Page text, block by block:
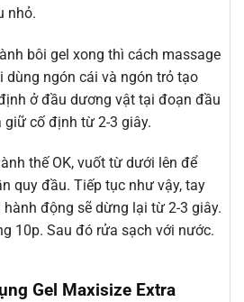
nhỏ.
bôi gel xong thì cách massage
dùng ngón cái và ngón trỏ tạo
ở đầu dương vật tại đoạn đầu
giữ cố định từ 2-3 giây.
thế OK, vuốt từ dưới lên để
quy đầu. Tiếp tục như vậy, tay
động sẽ dừng lại từ 2-3 giây.
10p. Sau đó rửa sạch với nước.
Gel Maxisize Extra